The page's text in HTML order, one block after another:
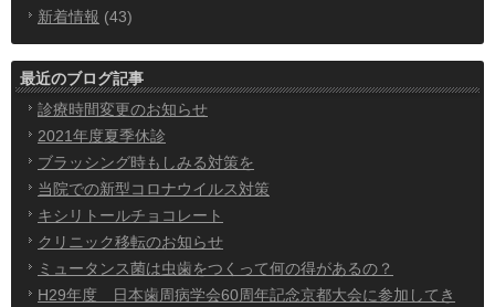
新着情報 (43)
最近のブログ記事
診療時間変更のお知らせ
2021年度夏季休診
ブラッシング時もしみる対策を
当院での新型コロナウイルス対策
キシリトールチョコレート
クリニック移転のお知らせ
ミュータンス菌は虫歯をつくって何の得があるの？
H29年度 日本歯周病学会60周年記念京都大会に参加してき